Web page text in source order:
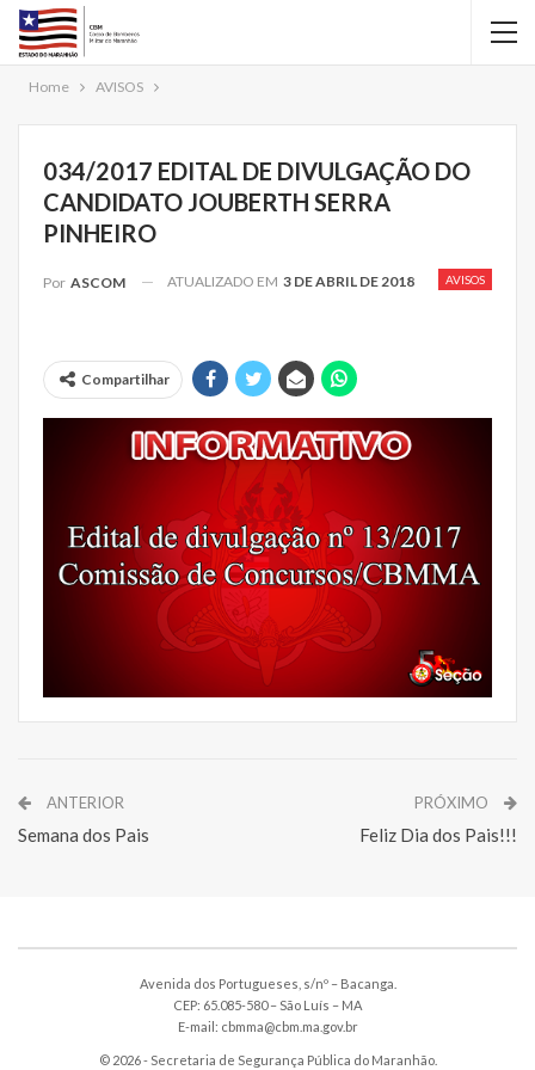
Home AVISOS
034/2017 EDITAL DE DIVULGAÇÃO DO
CANDIDATO JOUBERTH SERRA
PINHEIRO
AVISOS
Por ASCOM ATUALIZADO EM 3 DE ABRIL DE 2018
Compartilhar
ANTERIOR
Semana dos Pais
PRÓXIMO
Feliz Dia dos Pais!!!
Avenida dos Portugueses, s/nº – Bacanga.
CEP: 65.085-580 – São Luís – MA
E-mail: cbmma@cbm.ma.gov.br
© 2026 - Secretaria de Segurança Pública do Maranhão.